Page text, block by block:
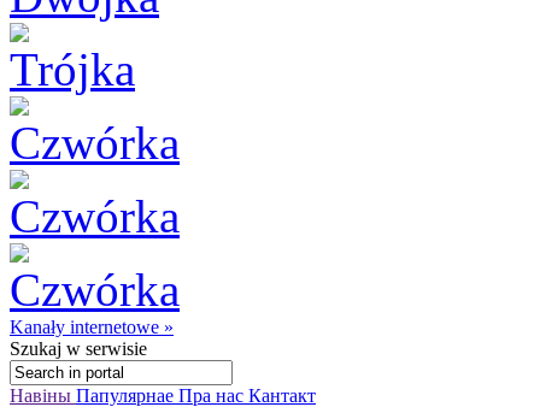
Kanały internetowe »
Szukaj w serwisie
Навіны Папулярнае Пра нас Кантакт